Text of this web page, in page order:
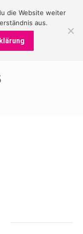
die Website weiter
aus.